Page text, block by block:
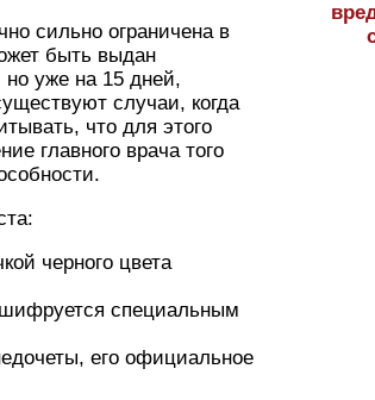
сильно ограничена в
быть выдан
уже на 15 дней,
случаи, когда
что для этого
главного врача того
черного цвета
специальным
его официальное